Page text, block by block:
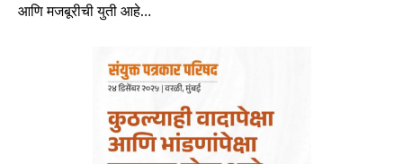
आणि मजबूरीची युती आहे…